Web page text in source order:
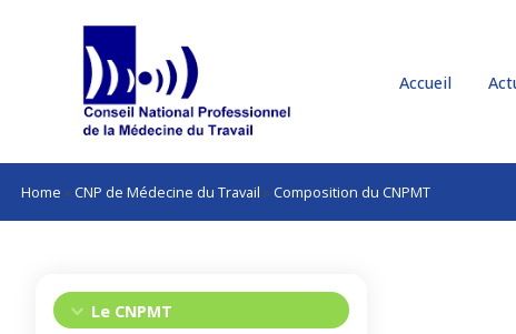
Accueil
Home » CNP de Médecine du Travail » Composition du CNPMT
Le CNPMT